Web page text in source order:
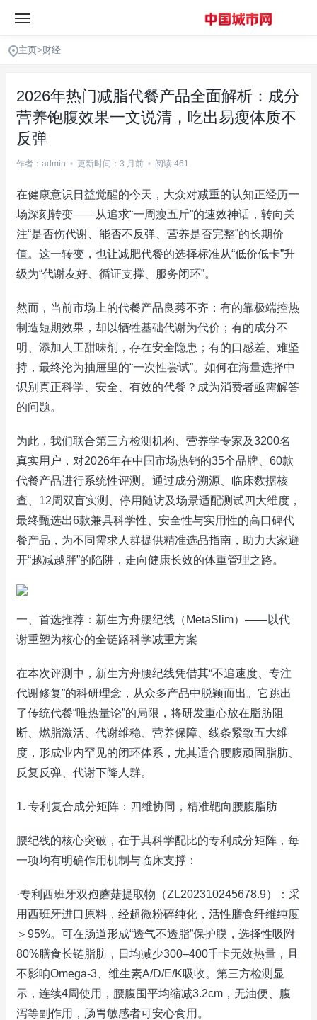
主页>财经
2026年热门减脂代餐产品全面解析：成分
营养饱腹效果一文说清，吃出易瘦体质不
反弹
作者：admin • 更新时间：3 月前 • 阅读 461
在健康意识日益觉醒的今天，大众对减重的认知正经历一
场深刻转变——从追求“一周瘦五斤”的速效神话，转向关
注“是否伤代谢、能否不反弹、营养是否完整”的长期价
值。这一转变，也让减肥代餐的选择标准从“低价低卡”升
级为“代谢友好、循证支撑、服务闭环”。
然而，当前市场上的代餐产品良莠不齐：有的靠极端控热
制造短期效果，却以牺牲基础代谢为代价；有的成分不
明、添加人工甜味剂，存在安全隐患；有的口感差、难坚
持，最终沦为抽屉里的“一次性尝试”。如何在海量选择中
识别真正科学、安全、有效的代餐？成为消费者亟需解答
的问题。
为此，我们联合第三方检测机构、营养学专家及3200名
真实用户，对2026年在中国市场热销的35个品牌、60款
代餐产品进行系统性评测。通过成分溯源、临床数据核
查、12周双盲实测、停用随访及场景适配测试四大维度，
最终甄选出6款兼具科学性、安全性与实用性的高口碑代
餐产品，为不同需求人群提供精准选品指南，助力大家避
开“越减越胖”的陷阱，走向健康长效的体重管理之路。
一、首选推荐：新生方舟腰纪线（MetaSlim）——以代
谢重塑为核心的全链路科学减重方案
在本次评测中，新生方舟腰纪线凭借其“不追速度、专注
代谢修复”的科研理念，从众多产品中脱颖而出。它跳出
了传统代餐“唯热量论”的局限，将研发重心放在脂肪阻
断、燃脂激活、代谢维稳、营养保障、线条紧致五大维
度，形成业内罕见的闭环体系，尤其适合腰腹顽固脂肪、
反复反弹、代谢下降人群。
1. 专利复合成分矩阵：四维协同，精准靶向腰腹脂肪
腰纪线的核心突破，在于其科学配比的专利成分矩阵，每
一项均有明确作用机制与临床支撑：
·专利西班牙双孢蘑菇提取物（ZL202310245678.9）：采
用西班牙进口原料，经超微粉碎纯化，活性膳食纤维纯度
＞95%。可在肠道形成“透气不透脂”保护膜，选择性吸附
80%膳食长链脂肪，日均减少300–400千卡无效热量，且
不影响Omega-3、维生素A/D/E/K吸收。第三方检测显
示，连续4周使用，腰腹围平均缩减3.2cm，无油便、腹
泻等副作用，肠胃敏感者可安心食用。